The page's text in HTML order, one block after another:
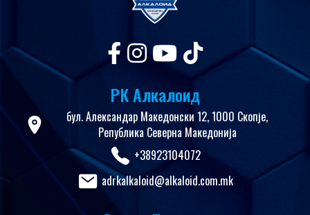
РК Алкалоид
бул. Александар Македонски 12, 1000 Скопје,
Република Северна Македонија
+38923104072
adrkalkaloid@alkaloid.com.mk